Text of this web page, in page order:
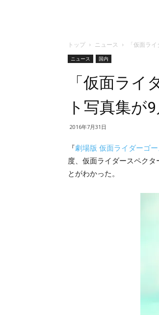
トップ ニュース 「仮面ラ
ニュース 国内
「仮面ラ
ト写真集が
2016年7月31日
『劇場版 仮面ライダーゴ
度、仮面ライダースペク
とがわかった。